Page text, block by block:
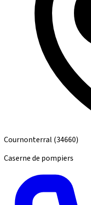
Cournonterral (34660)
Caserne de pompiers